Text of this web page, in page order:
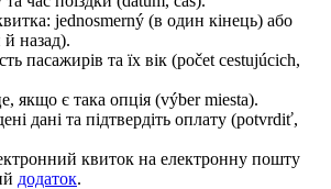
jednosmerný (в один кінець) або
назад).
пасажирів та їх вік (počet cestujúcich,
якщо є така опція (výber miesta).
дані та підтвердіть оплату (potvrdiť,
квиток на електронну пошту
додаток.